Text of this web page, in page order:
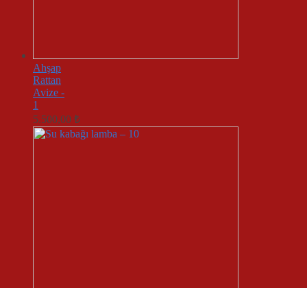
Ahşap
Rattan
Avize -
1
5.500,00 ₺